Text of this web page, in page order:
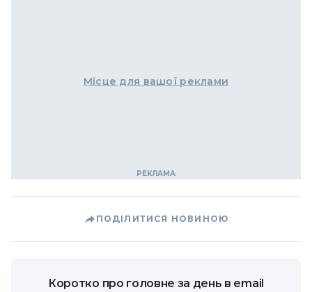
Місце для вашої реклами
ПОДІЛИТИСЯ НОВИНОЮ
Коротко про головне за день в email